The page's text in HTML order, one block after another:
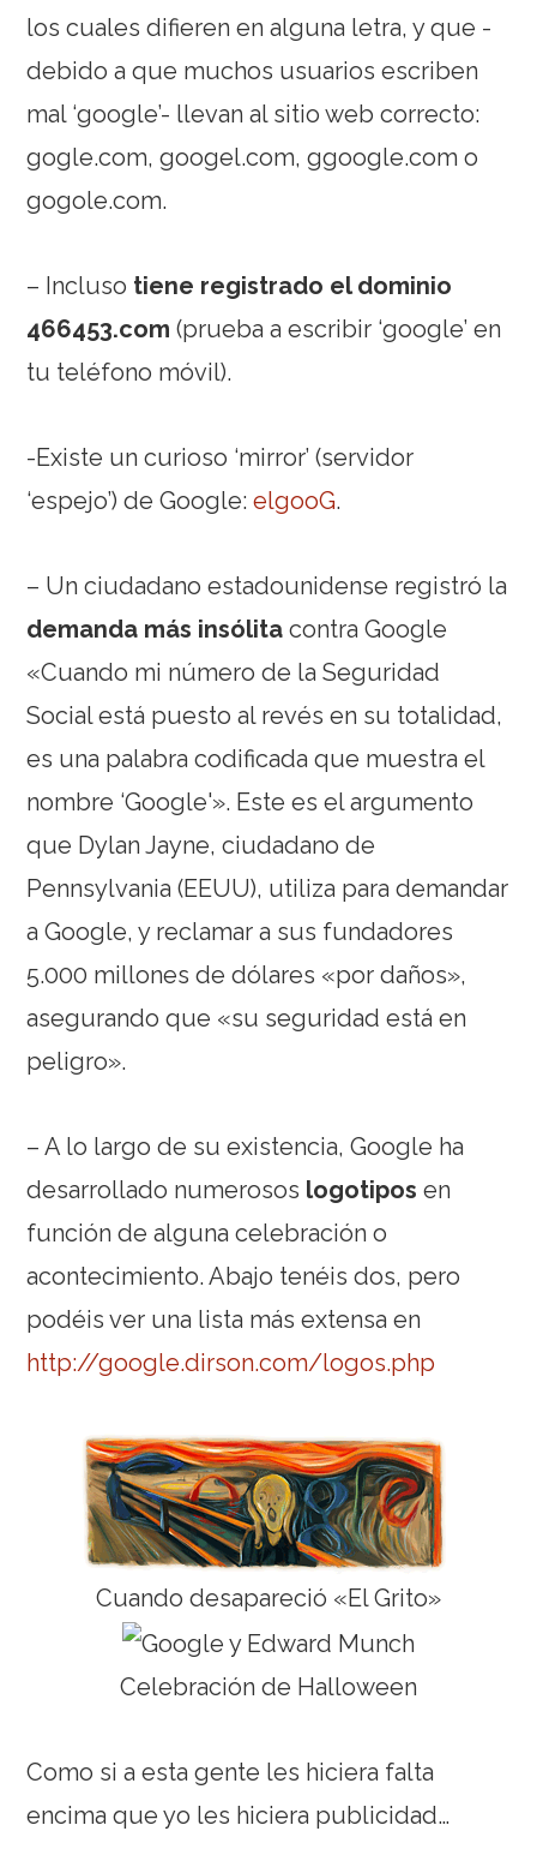
los cuales difieren en alguna letra, y que -
debido a que muchos usuarios escriben
mal ‘google’- llevan al sitio web correcto:
gogle.com, googel.com, ggoogle.com o
gogole.com.
– Incluso tiene registrado el dominio
466453.com (prueba a escribir ‘google’ en
tu teléfono móvil).
-Existe un curioso ‘mirror’ (servidor
‘espejo’) de Google:elgooG.
– Un ciudadano estadounidense registró la
demanda más insólita contra Google
«Cuando mi número de la Seguridad
Social está puesto al revés en su totalidad,
es una palabra codificada que muestra el
nombre ‘Google'». Este es el argumento
que Dylan Jayne, ciudadano de
Pennsylvania (EEUU), utiliza para demandar
a Google, y reclamar a sus fundadores
5.000 millones de dólares «por daños»,
asegurando que «su seguridad está en
peligro».
– A lo largo de su existencia, Google ha
desarrollado numerosos logotipos en
función de alguna celebración o
acontecimiento. Abajo tenéis dos, pero
podéis ver una lista más extensa en
http://google.dirson.com/logos.php
Cuando desapareció «El Grito»
Celebración de Halloween
Como si a esta gente les hiciera falta
encima que yo les hiciera publicidad…